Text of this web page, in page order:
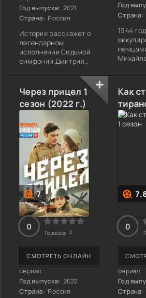
Год выпуска: 2021
Страна: Россия
История расскажет о
легендарном
исполнении Седьмой
симфонии Дмитрия
блокадном Ленинграде
летом 1942 года.
Исполнение Седьмой
симфонии в
Ленинградской
филармонии и его
трансляция по радио
стали и музыкальным
символом блокады
Ленинграда, и
невероятно сильным
Год
Страна:
1944
Мария
работу
Через прицел 1
сезон (2022 г.)
7
сериал
Год выпуска: 2022
Страна: Россия
СМОТРЕТЬ ОНЛАЙН
0
Голосов: 0
Как
сериал
Год
Страна:
0